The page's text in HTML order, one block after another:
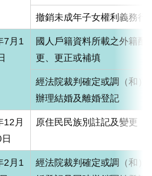
撤銷未成年子女權利義務行
7月1
國人戶籍資料所載之外籍配
更、更正或補填
經法院裁判確定或調（和）
辦理結婚及離婚登記
12月
原住民民族別註記及變更
2月1
經法院裁判確定或調（和）